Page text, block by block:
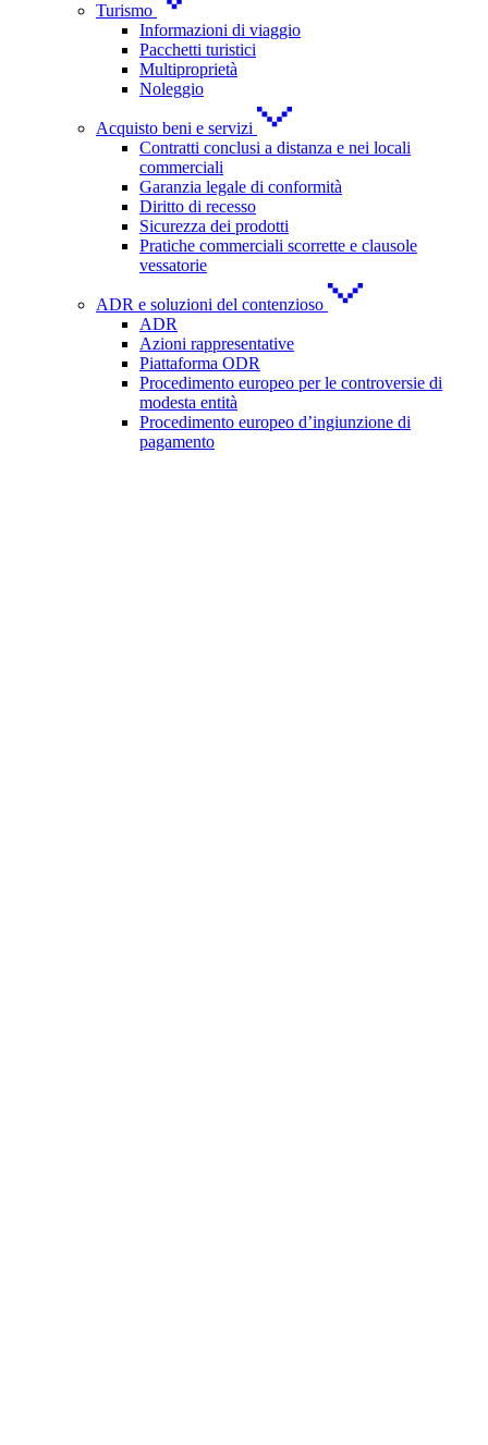
Turismo
Informazioni di viaggio
Pacchetti turistici
Multiproprietà
Noleggio
Acquisto beni e servizi
Contratti conclusi a distanza e nei locali
commerciali
Garanzia legale di conformità
Diritto di recesso
Sicurezza dei prodotti
Pratiche commerciali scorrette e clausole
vessatorie
ADR e soluzioni del contenzioso
ADR
Azioni rappresentative
Piattaforma ODR
Procedimento europeo per le controversie di
modesta entità
Procedimento europeo d’ingiunzione di
pagamento